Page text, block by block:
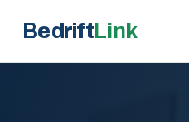
BedriftLink